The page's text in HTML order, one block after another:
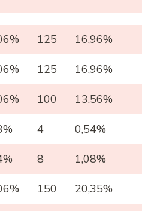
125 16,96%
125 16,96%
100 13.56%
4 0,54%
8 1,08%
150 20,35%